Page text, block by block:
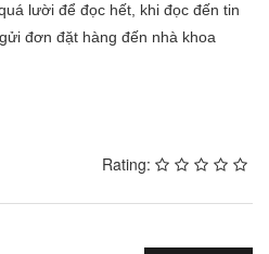
lười để đọc hết, khi đọc đến tin
đơn đặt hàng đến nhà khoa
Rating: